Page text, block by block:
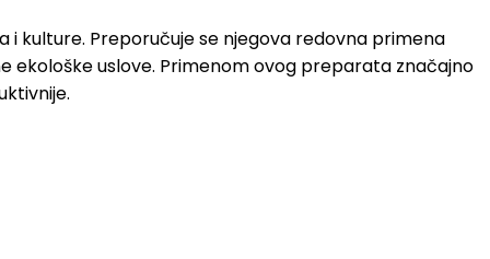
i kulture. Preporučuje se njegova redovna primena
uslove. Primenom ovog preparata značajno